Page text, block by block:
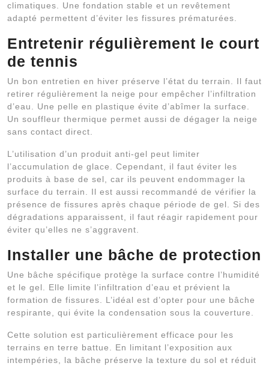
climatiques. Une fondation stable et un revêtement
adapté permettent d’éviter les fissures prématurées.
Entretenir régulièrement le court
de tennis
Un bon entretien en hiver préserve l’état du terrain. Il faut
retirer régulièrement la neige pour empêcher l’infiltration
d’eau. Une pelle en plastique évite d’abîmer la surface.
Un souffleur thermique permet aussi de dégager la neige
sans contact direct.
L’utilisation d’un produit anti-gel peut limiter
l’accumulation de glace. Cependant, il faut éviter les
produits à base de sel, car ils peuvent endommager la
surface du terrain. Il est aussi recommandé de vérifier la
présence de fissures après chaque période de gel. Si des
dégradations apparaissent, il faut réagir rapidement pour
éviter qu’elles ne s’aggravent.
Installer une bâche de protection
Une bâche spécifique protège la surface contre l’humidité
et le gel. Elle limite l’infiltration d’eau et prévient la
formation de fissures. L’idéal est d’opter pour une bâche
respirante, qui évite la condensation sous la couverture.
Cette solution est particulièrement efficace pour les
terrains en terre battue. En limitant l’exposition aux
intempéries, la bâche préserve la texture du sol et réduit